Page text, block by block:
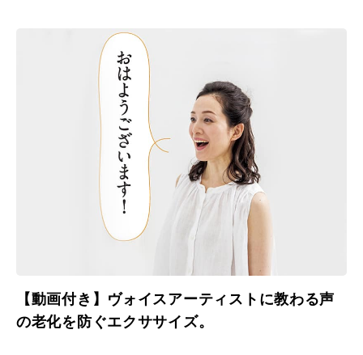
【動画付き】ヴォイスアーティストに教わる声
の老化を防ぐエクササイズ。